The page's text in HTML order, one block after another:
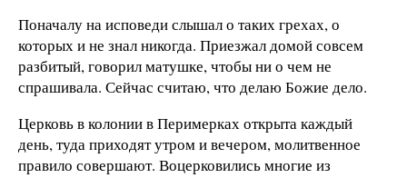
Поначалу на исповеди слышал о таких грехах, о
которых и не знал никогда. Приезжал домой совсем
разбитый, говорил матушке, чтобы ни о чем не
спрашивала. Сейчас считаю, что делаю Божие дело.
Церковь в колонии в Перимерках открыта каждый
день, туда приходят утром и вечером, молитвенное
правило совершают. Воцерковились многие из